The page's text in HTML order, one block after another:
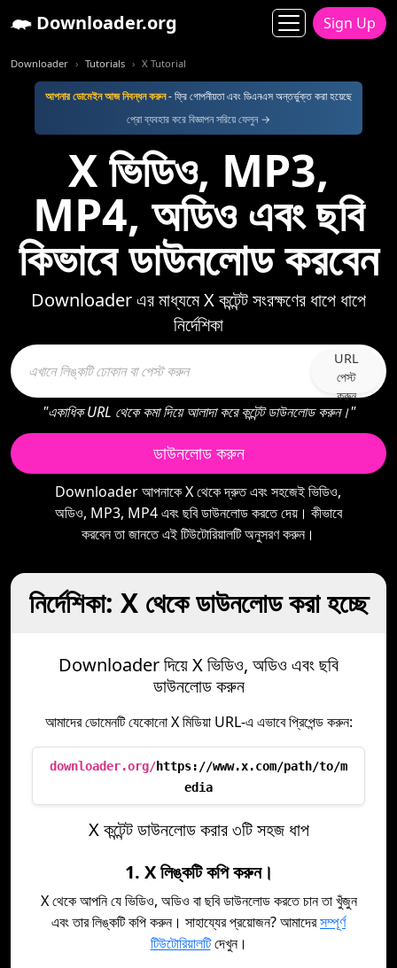
Downloader.org Sign Up
Downloader Tutorials X Tutorial
আপনার ডোমেইন আজ নিবন্ধন করুন- ফ্রি গোপনীয়তা এবং ডিএনএস অন্তর্ভুক্ত করা হয়েছে
প্রো ব্যবহার করে বিজ্ঞাপন সরিয়ে ফেলুন →
X ভিডিও, MP3,
MP4, অডিও এবং ছবি
কিভাবে ডাউনলোড করবেন
Downloader এর মাধ্যমে X কন্টেন্ট সংরক্ষণের ধাপে ধাপে
নির্দেশিকা
URL
পেস্ট
করুন
"একাধিক URL থেকে কমা দিয়ে আলাদা করে কন্টেন্ট ডাউনলোড করুন।"
ডাউনলোড করুন
Downloader আপনাকে X থেকে দ্রুত এবং সহজেই ভিডিও,
অডিও, MP3, MP4 এবং ছবি ডাউনলোড করতে দেয়। কীভাবে
করবেন তা জানতে এই টিউটোরিয়ালটি অনুসরণ করুন।
নির্দেশিকা: X থেকে ডাউনলোড করা হচ্ছে
Downloader দিয়ে X ভিডিও, অডিও এবং ছবি
ডাউনলোড করুন
আমাদের ডোমেনটি যেকোনো X মিডিয়া URL-এ এভাবে প্রিপেন্ড করুন:
downloader.org/https://www.x.com/path/to/m
edia
X কন্টেন্ট ডাউনলোড করার ৩টি সহজ ধাপ
1. X লিঙ্কটি কপি করুন।
X থেকে আপনি যে ভিডিও, অডিও বা ছবি ডাউনলোড করতে চান তা খুঁজুন
এবং তার লিঙ্কটি কপি করুন। সাহায্যের প্রয়োজন? আমাদেরসম্পূর্ণ
টিউটোরিয়ালটিদেখুন।